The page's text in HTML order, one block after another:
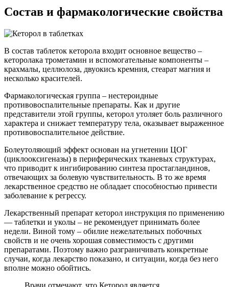
Состав и фармакологические свойства
В состав таблеток кеторола входит основное вещество –
кеторолака трометамин и вспомогательные компоненты –
крахмалы, целлюлоза, двуокись кремния, стеарат магния и
несколько красителей.
Фармакологическая группа – нестероидные
противовоспалительные препараты. Как и другие
представители этой группы, кеторол утоляет боль различного
характера и снижает температуру тела, оказывает выраженное
противовоспалительное действие.
Болеутоляющий эффект основан на угнетении ЦОГ
(циклооксигеназы) в периферических тканевых структурах,
что приводит к ингибированию синтеза простагландинов,
отвечающих за болевую чувствительность. В то же время
лекарственное средство не обладает способностью привести
заболевание к регрессу.
Лекарственный препарат кеторол инструкция по применению
— таблетки и уколы – не рекомендует принимать более
недели. Виной тому – обилие нежелательных побочных
свойств и не очень хорошая совместимость с другими
препаратами. Поэтому важно разграничивать конкретные
случаи, когда лекарство показано, и ситуации, когда без него
вполне можно обойтись.
Врачи отмечают, что Кеторол является